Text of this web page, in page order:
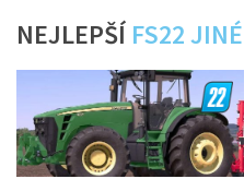
NEJLEPŠÍ FS22 JINÉ